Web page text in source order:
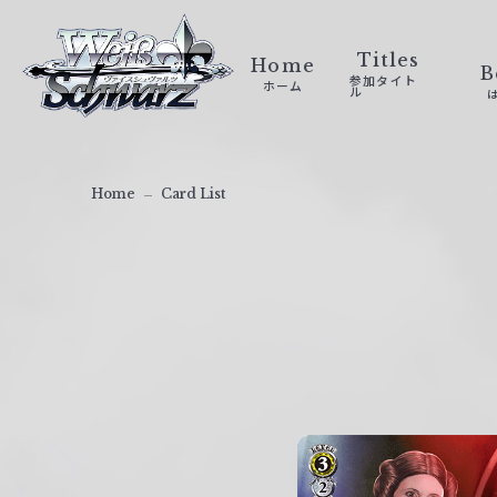
ァ
Home
ホーム
Titles
参加タイト
ル
Home Card List